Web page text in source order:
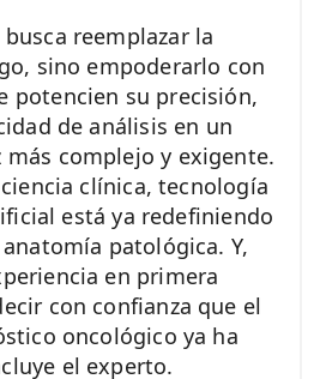
reemplazar la
sino empoderarlo con
potencien su precisión,
de análisis en un
más complejo y exigente.
clínica, tecnología
está ya redefiniendo
patológica. Y,
en primera
con confianza que el
oncológico ya ha
el experto.